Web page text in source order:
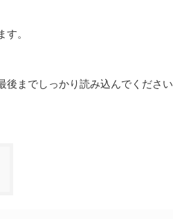
。
後までしっかり読み込んでください